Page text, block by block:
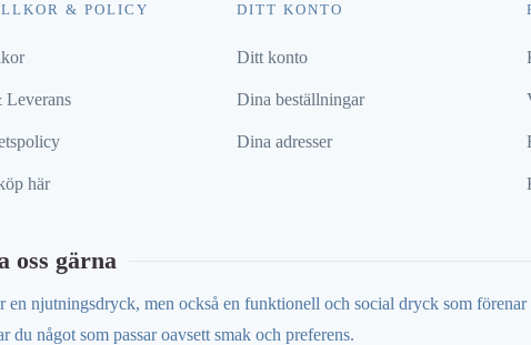
& POLICY
Leverans
här
DITT KONTO
Ditt konto
Dina beställningar
Dina adresser
oss gärna
en njutningsdryck, men också en funktionell och social dryck som förenar
du något som passar oavsett smak och preferens.